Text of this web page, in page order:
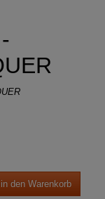
in den Warenkorb